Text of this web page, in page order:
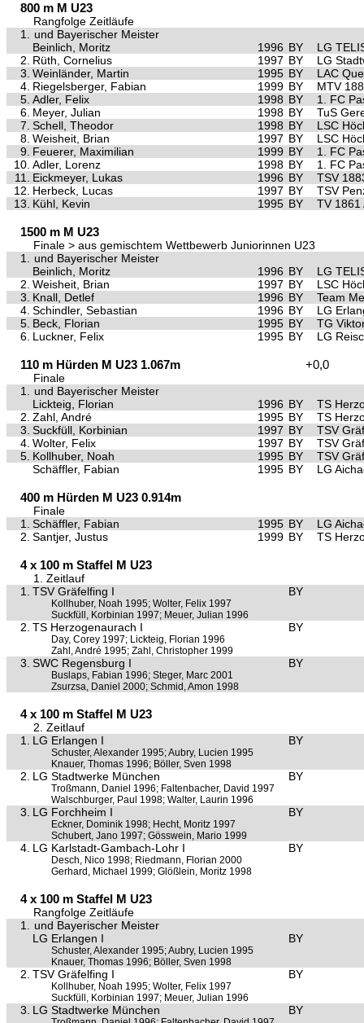
800 m M U23
Rangfolge Zeitläufe
1.
und Bayerischer Meister
Beinlich, Moritz
1996 BY
LG
2. Rüth, Cornelius 1997 BY
LG
3. Weinländer, Martin 1995 BY
LAC
4. Riegelsberger, Fabian 1999 BY
MTV
5. Adler, Felix 1998 BY
1. FC
6. Meyer, Julian 1998 BY
TuS
7. Schell, Theodor 1998 BY
LSC
8. Weisheit, Brian 1997 BY
LSC
9. Feuerer, Maximilian 1999 BY
1. FC
10. Adler, Lorenz 1998 BY
1. FC
11.
Eickmeyer, Lukas 1996 BY
TSV
12. Herbeck, Lucas 1997 BY
TSV
13. Kühl, Kevin 1995 BY TV 1861
1500 m M U23
Finale > aus gemischtem Wettbewerb Juniorinnen U23
1.
und Bayerischer Meister
Beinlich, Moritz
1996 BY
LG
2. Weisheit, Brian 1997 BY
LSC
3. Knall, Detlef 1996 BY
Team
4. Schindler, Sebastian 1996 BY
LG
5. Beck, Florian 1995 BY
TG
6. Luckner, Felix 1995 BY LG
110 m Hürden M U23 1.067m +0,0
Finale
1.
und Bayerischer Meister
Lickteig, Florian
1996 BY
TS
2. Zahl, André 1995 BY
TS
3. Suckfüll, Korbinian 1997 BY
TSV
4. Wolter, Felix 1997 BY
TSV
5. Kollhuber, Noah 1995 BY
TSV
Schäffler, Fabian
1995 BY LG
400 m Hürden M U23 0.914m
Finale
1.
Schäffler, Fabian 1995 BY
LG
2. Santjer, Justus 1999 BY TS
4 x 100 m Staffel M U23
1. Zeitlauf
1.
TSV Gräfelfing I BY
Kollhuber, Noah 1995; Wolter, Felix 1997
Suckfüll, Korbinian 1997; Meuer, Julian 1996
2. TS Herzogenaurach I BY
Day, Corey 1997; Lickteig, Florian 1996
Zahl, André 1995; Zahl, Christopher 1999
3. SWC Regensburg I BY
Buslaps, Fabian 1996; Steger, Marc 2001
Zsurzsa, Daniel 2000; Schmid, Amon 1998
4 x 100 m Staffel M U23
2. Zeitlauf
1.
LG Erlangen I BY
Schuster, Alexander 1995; Aubry, Lucien 1995
Knauer, Thomas 1996; Böller, Sven 1998
2. LG Stadtwerke München BY
Troßmann, Daniel 1996; Faltenbacher, David 1997
Walschburger, Paul 1998; Walter, Laurin 1996
3. LG Forchheim I BY
Eckner, Dominik 1998; Hecht, Moritz 1997
Schubert, Jano 1997; Gösswein, Mario 1999
4. LG Karlstadt-Gambach-Lohr I BY
Desch, Nico 1998; Riedmann, Florian 2000
Gerhard, Michael 1999; Glößlein, Moritz 1998
4 x 100 m Staffel M U23
Rangfolge Zeitläufe
1.
und Bayerischer Meister
LG Erlangen I
BY
Schuster, Alexander 1995; Aubry, Lucien 1995
Knauer, Thomas 1996; Böller, Sven 1998
2. TSV Gräfelfing I BY
Kollhuber, Noah 1995; Wolter, Felix 1997
Suckfüll, Korbinian 1997; Meuer, Julian 1996
3. LG Stadtwerke München BY